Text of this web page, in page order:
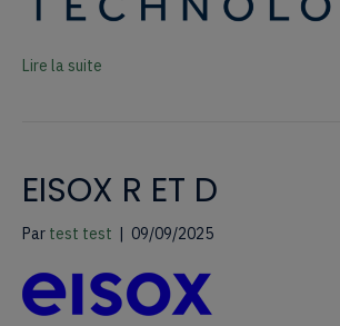
Lire la suite
EISOX R ET D
Par test test | 09/09/2025